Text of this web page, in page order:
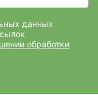
данных
обработки